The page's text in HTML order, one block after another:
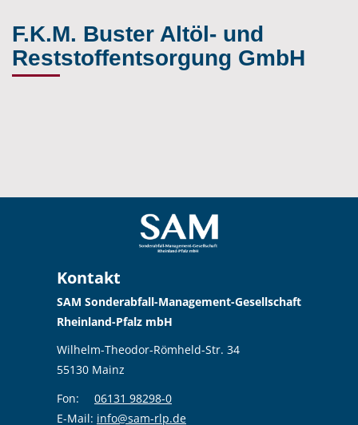
F.K.M. Buster Altöl- und
Reststoffentsorgung GmbH
Kontakt
SAM Sonderabfall-Management-Gesellschaft
Rheinland-Pfalz mbH
Wilhelm-Theodor-Römheld-Str. 34
55130 Mainz
Fon:
06131 98298-0
E-Mail: info@sam-rlp.de